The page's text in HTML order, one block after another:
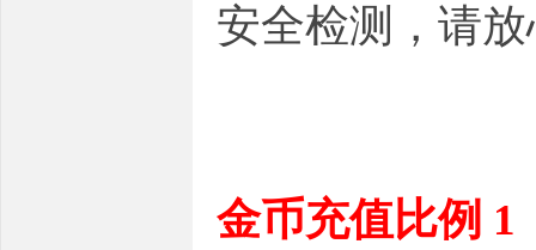
安全检测，请
金币充值比例